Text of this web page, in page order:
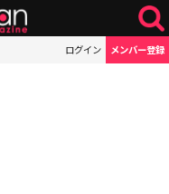
ログイン メンバー登録